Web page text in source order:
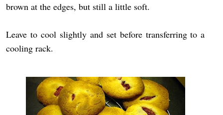
brown at the edges, but still a little soft.
Leave to cool slightly and set before transferring to a
cooling rack.